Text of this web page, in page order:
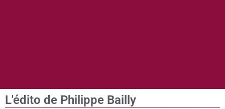
L'édito de Philippe Bailly